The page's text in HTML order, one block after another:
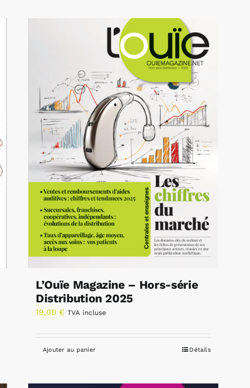
L’Ouïe Magazine – Hors-série
Distribution 2025
19,00 € TVA incluse
Ajouter au panier Détails